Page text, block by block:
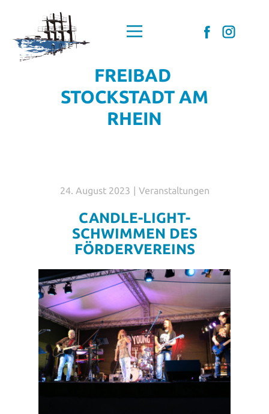
Home
Förderverein
Mitglied werden
Datenschutz
FREIBAD
STOCKSTADT AM
RHEIN
24. August 2023 Veranstaltungen
CANDLE-LIGHT-
SCHWIMMEN DES
FÖRDERVEREINS